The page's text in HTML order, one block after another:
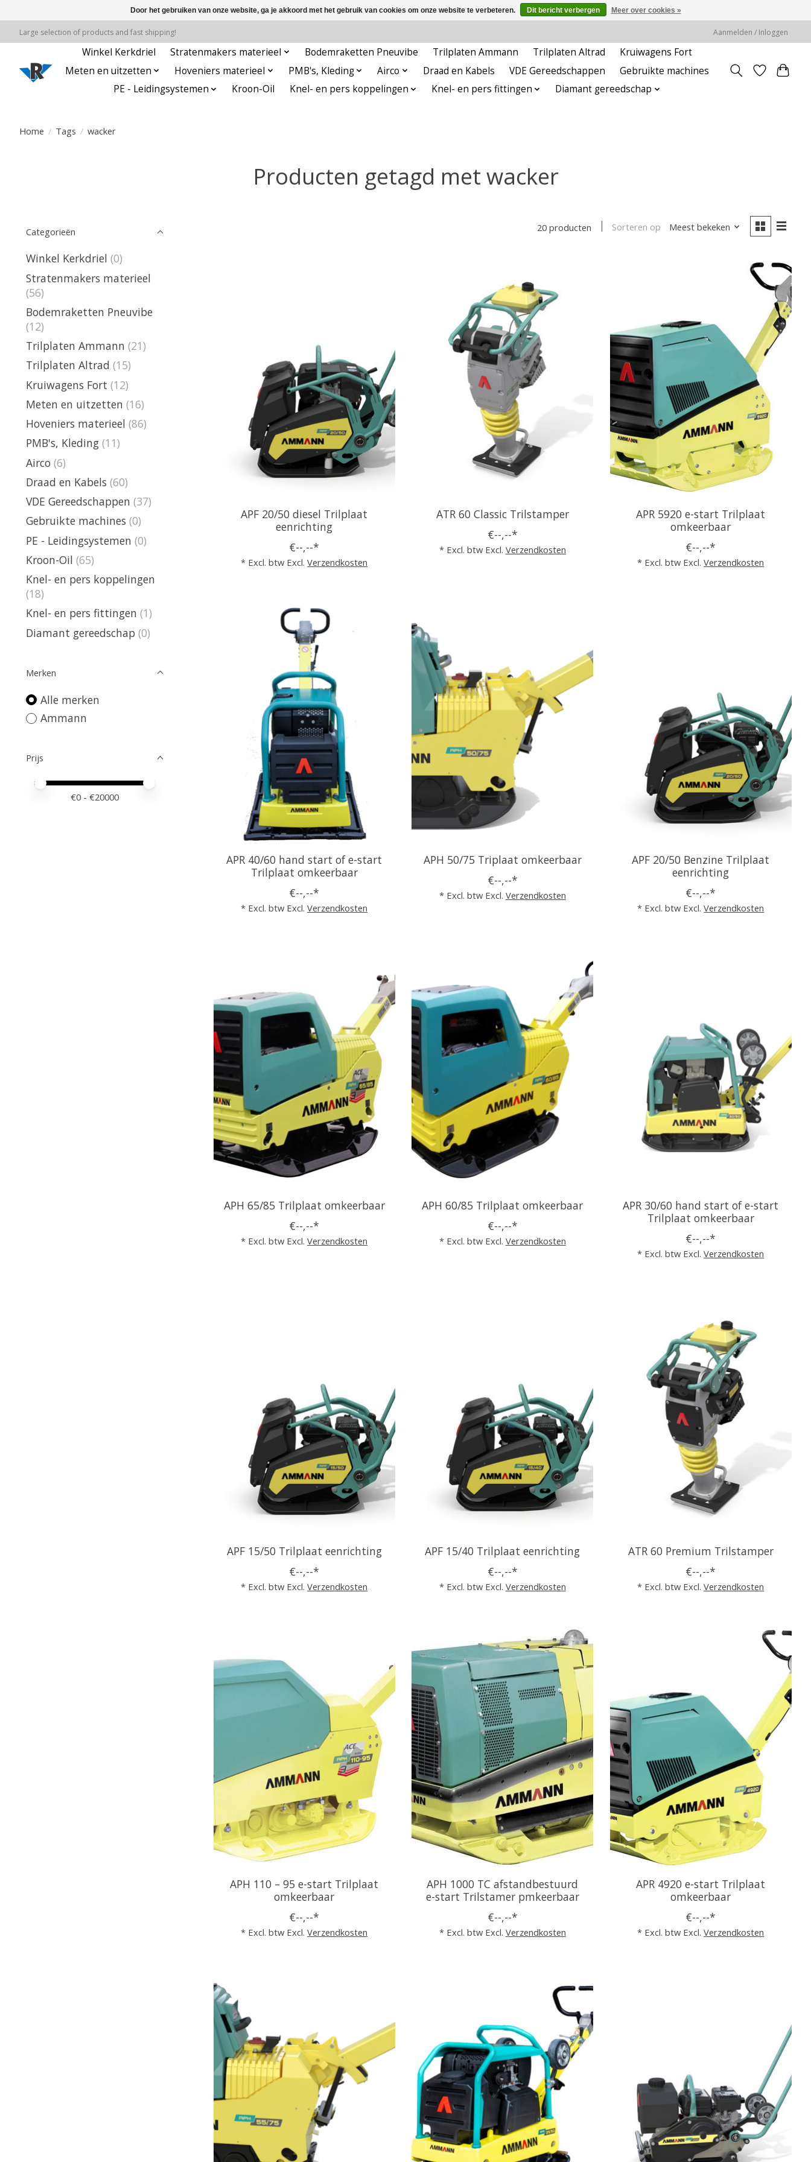
Large selection of products and fast shipping! Aanmelden / Inloggen
Winkel Kerkdriel Stratenmakers materieel Bodemraketten Pneuvibe Trilplaten Ammann Trilplaten Altrad
Kruiwagens Fort
Meten en uitzetten
Hoveniers materieel PMB's, Kleding Airco Draad en Kabels VDE Gereedschappen
Gebruikte machines
PE - Leidingsystemen
Kroon-Oil Knel- en pers koppelingen Knel- en pers fittingen Diamant gereedschap
Home / Tags / wacker
Producten getagd met wacker
Categorieën
Winkel Kerkdriel (0)
Stratenmakers materieel
(56)
Bodemraketten Pneuvibe
(12)
Trilplaten Ammann (21)
Trilplaten Altrad (15)
Kruiwagens Fort (12)
Meten en uitzetten (16)
Hoveniers materieel (86)
PMB's, Kleding (11)
Airco (6)
Draad en Kabels (60)
VDE Gereedschappen (37)
Gebruikte machines (0)
PE - Leidingsystemen (0)
Kroon-Oil (65)
Knel- en pers koppelingen
(18)
Knel- en pers fittingen (1)
Diamant gereedschap (0)
Merken
Alle merken
Ammann
Prijs
Minimale prijswaarde
Price maximum value
€0 - €20000
20 producten Sorteren op Meest bekeken
APF 20/50 diesel Trilplaat
eenrichting
€--,--*
* Excl. btw Excl.Verzendkosten
ATR 60 Classic Trilstamper
€--,--*
* Excl. btw Excl. Verzendkosten
APR 5920 e-start Trilplaat
omkeerbaar
€--,--*
* Excl. btw Excl.Verzendkosten
APR 40/60 hand start of e-start
Trilplaat omkeerbaar
€--,--*
* Excl. btw Excl.Verzendkosten
APH 50/75 Triplaat omkeerbaar
€--,--*
* Excl. btw Excl. Verzendkosten
APF 20/50 Benzine Trilplaat
eenrichting
€--,--*
* Excl. btw Excl.Verzendkosten
APH 65/85 Trilplaat omkeerbaar
€--,--*
* Excl. btw Excl.Verzendkosten
APH 60/85 Trilplaat omkeerbaar
€--,--*
* Excl. btw Excl. Verzendkosten
APR 30/60 hand start of e-start
Trilplaat omkeerbaar
€--,--*
* Excl. btw Excl.Verzendkosten
APF 15/50 Trilplaat eenrichting
€--,--*
* Excl. btw Excl.Verzendkosten
APF 15/40 Trilplaat eenrichting
€--,--*
* Excl. btw Excl. Verzendkosten
ATR 60 Premium Trilstamper
€--,--*
* Excl. btw Excl.Verzendkosten
APH 110 – 95 e-start Trilplaat
omkeerbaar
€--,--*
* Excl. btw Excl.Verzendkosten
APH 1000 TC afstandbestuurd
e-start Trilstamer pmkeerbaar
€--,--*
* Excl. btw Excl. Verzendkosten
APR 4920 e-start Trilplaat
omkeerbaar
€--,--*
* Excl. btw Excl.Verzendkosten
Door het gebruiken van onze website, ga je akkoord met het gebruik van cookies om onze website te verbeteren. Dit bericht verbergen Meer over cookies »